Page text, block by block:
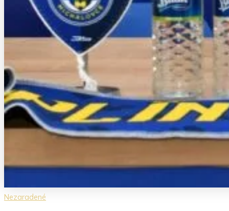
Nezaradené